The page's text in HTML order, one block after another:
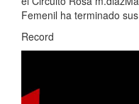
Femenil ha terminado
Record